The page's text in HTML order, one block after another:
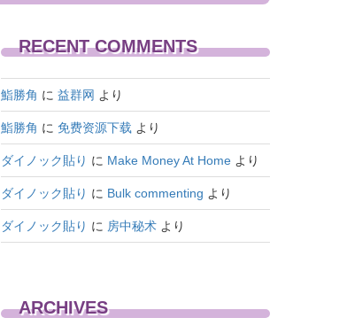
RECENT COMMENTS
鮨勝角 に 益群网 より
鮨勝角 に 免费资源下载 より
ダイノック貼り に Make Money At Homeより
ダイノック貼り に Bulk commenting より
ダイノック貼り に 房中秘术より
ARCHIVES